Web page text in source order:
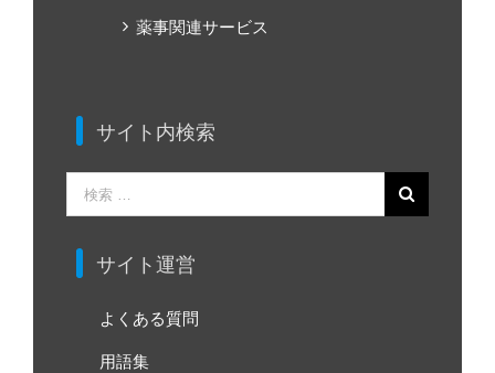
薬事関連サービス
サイト内検索
索
サイト運営
よくある質問
用語集